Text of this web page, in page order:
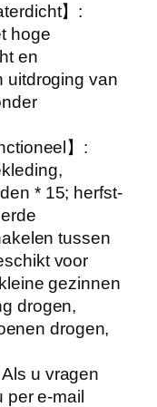
】:
hoge
en
uitdroging van
】:
* 15; herfst-
tussen
voor
gezinnen
drogen,
drogen,
u vragen
per e-mail